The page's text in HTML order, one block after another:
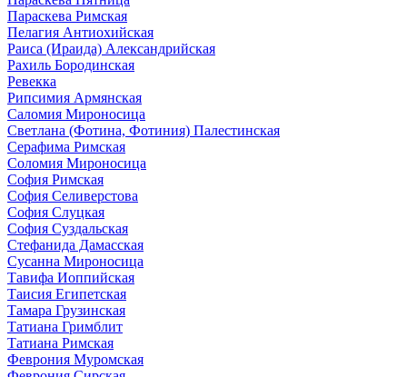
Параскева Римская
Пелагия Антиохийская
Раиса (Ираида) Александрийская
Рахиль Бородинская
Ревекка
Рипсимия Армянская
Саломия Мироносица
Светлана (Фотина, Фотиния) Палестинская
Серафима Римская
Соломия Мироносица
София Римская
София Селиверстова
София Слуцкая
София Суздальская
Стефанида Дамасская
Сусанна Мироносица
Тавифа Иоппийская
Таисия Египетская
Тамара Грузинская
Татиана Гримблит
Татиана Римская
Феврония Муромская